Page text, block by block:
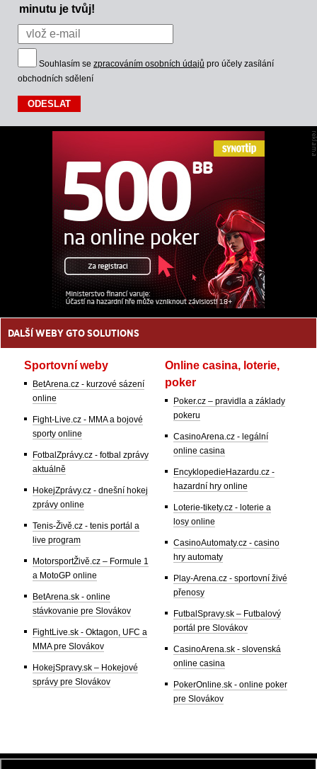
minutu je tvůj!
Souhlasím se zpracováním osobních údajů pro účely zasílání
obchodních sdělení
DALŠÍ WEBY GTO SOLUTIONS
Sportovní weby
BetArena.cz - kurzové sázení
online
Fight-Live.cz - MMA a bojové
sporty online
FotbalZprávy.cz - fotbal zprávy
aktuálně
HokejZprávy.cz - dnešní hokej
zprávy online
Tenis-Živě.cz - tenis portál a
live program
MotorsportŽivě.cz – Formule 1
a MotoGP online
BetArena.sk - online
stávkovanie pre Slovákov
FightLive.sk - Oktagon, UFC a
MMA pre Slovákov
HokejSpravy.sk – Hokejové
správy pre Slovákov
Online casina, loterie,
poker
Poker.cz – pravidla a základy
pokeru
CasinoArena.cz - legální
online casina
EncyklopedieHazardu.cz -
hazardní hry online
Loterie-tikety.cz - loterie a
losy online
CasinoAutomaty.cz - casino
hry automaty
Play-Arena.cz - sportovní živé
přenosy
FutbalSpravy.sk – Futbalový
portál pre Slovákov
CasinoArena.sk - slovenská
online casina
PokerOnline.sk - online poker
pre Slovákov